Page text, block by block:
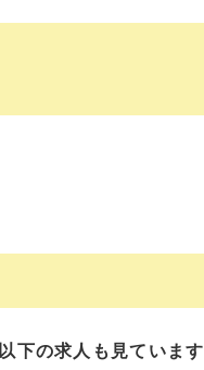
下の求人も見ています